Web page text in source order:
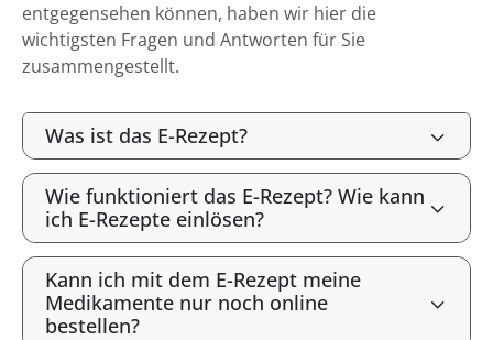
entgegensehen können, haben wir hier die
wichtigsten Fragen und Antworten für Sie
zusammengestellt.
Was ist das E-Rezept?
Wie funktioniert das E-Rezept? Wie kann
ich E-Rezepte einlösen?
Kann ich mit dem E-Rezept meine
Medikamente nur noch online
bestellen?